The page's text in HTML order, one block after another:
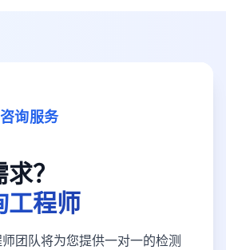
询服务
？
工程师
团队将为您提供一对一的检测